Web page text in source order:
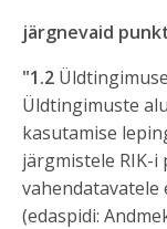
järgnevaid
"1.2
Üldtingimuste
kasutamise
järgmistele RIK-
(edaspidi: